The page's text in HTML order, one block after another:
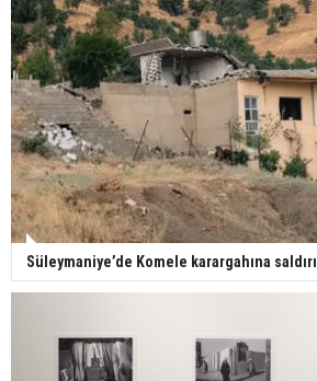
Süleymaniye’de Komele karargahına saldırı